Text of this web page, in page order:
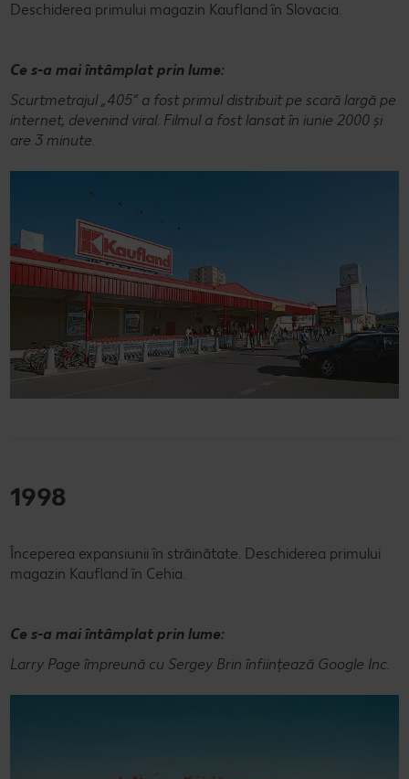
Deschiderea primului magazin Kaufland în Slovacia.
Ce s-a mai întâmplat prin lume:
Scurtmetrajul „405” a fost primul distribuit pe scară largă pe
internet, devenind viral. Filmul a fost lansat în iunie 2000 și
are 3 minute.
1998
Începerea expansiunii în străinătate. Deschiderea primului
magazin Kaufland în Cehia.
Ce s-a mai întâmplat prin lume:
Larry Page împreună cu Sergey Brin înființează Google Inc.